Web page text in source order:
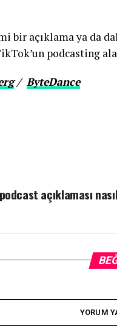
bir açıklama ya da
podcasting
/ ByteDance
açıklaması nasıl
YORUM